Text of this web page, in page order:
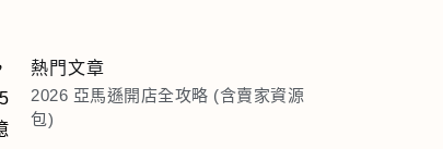
熱門文章
2026 亞馬遜開店全攻略 (含賣家資源
包)